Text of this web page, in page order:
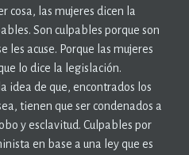
cosa, las mujeres dicen la
Son culpables porque son
les acuse. Porque las mujeres
lo dice la legislación.
idea de que, encontrados los
tienen que ser condenados a
y esclavitud. Culpables por
en base a una ley que es